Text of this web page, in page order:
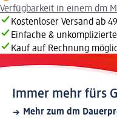
Verfügbarkeit in einem dm
Kostenloser Versand ab
Einfache &
Kauf auf Rechnung
Immer mehr fürs
Mehr zum dm